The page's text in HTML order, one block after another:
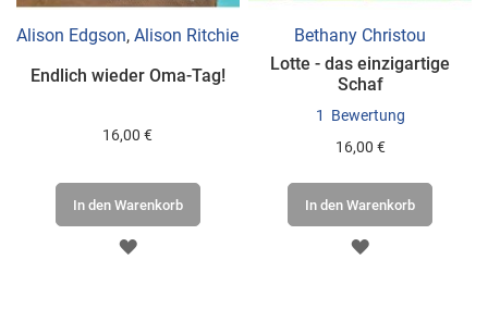
Alison Edgson,Alison Ritchie
Endlich wieder Oma-Tag!
16,00 €
In den Warenkorb
ZUR
Bethany Christou
Lotte - das einzigartige
Schaf
1 Bewertung
16,00 €
In den Warenkorb
ZUR